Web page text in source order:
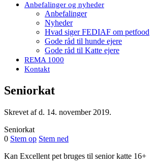
Anbefalinger og nyheder
Anbefalinger
Nyheder
Hvad siger FEDIAF om petfood
Gode råd til hunde ejere
Gode råd til Katte ejere
REMA 1000
Kontakt
Seniorkat
Skrevet afd. 14. november 2019.
Seniorkat
0 Stem op Stem ned
Kan Excellent pet bruges til senior katte 16+